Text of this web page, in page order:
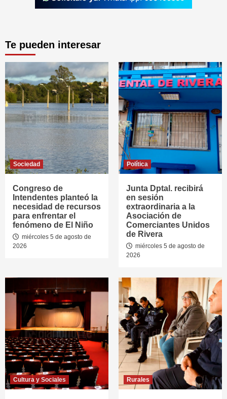
Te pueden interesar
Sociedad
Congreso de
Intendentes planteó la
necesidad de recursos
para enfrentar el
fenómeno de El Niño
miércoles 5 de agosto de
2026
Política
Junta Dptal. recibirá
en sesión
extraordinaria a la
Asociación de
Comerciantes Unidos
de Rivera
miércoles 5 de agosto de
2026
Cultura y Sociales Rurales